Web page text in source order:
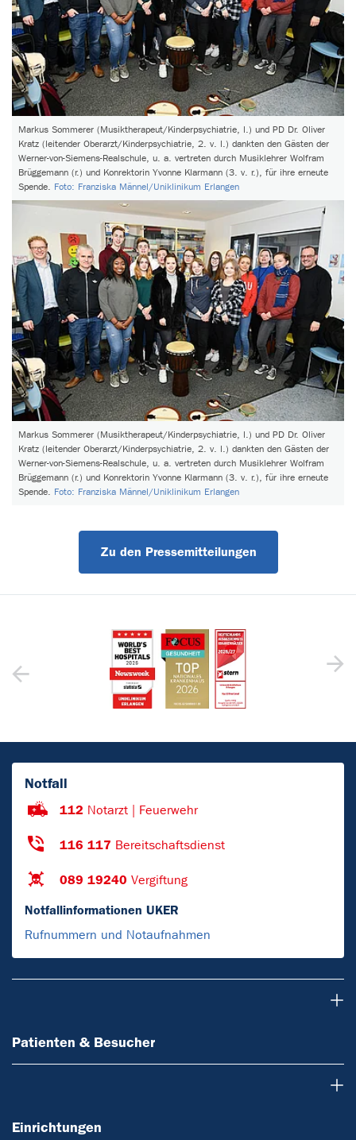
Markus Sommerer (Musiktherapeut/Kinderpsychiatrie, l.) und PD Dr. Oliver
Kratz (leitender Oberarzt/Kinderpsychiatrie, 2. v. l.) dankten den Gästen der
Werner-von-Siemens-Realschule, u. a. vertreten durch Musiklehrer Wolfram
Brüggemann (r.) und Konrektorin Yvonne Klarmann (3. v. r.), für ihre erneute
Spende. Foto: Franziska Männel/Uniklinikum Erlangen
Markus Sommerer (Musiktherapeut/Kinderpsychiatrie, l.) und PD Dr. Oliver
Kratz (leitender Oberarzt/Kinderpsychiatrie, 2. v. l.) dankten den Gästen der
Werner-von-Siemens-Realschule, u. a. vertreten durch Musiklehrer Wolfram
Brüggemann (r.) und Konrektorin Yvonne Klarmann (3. v. r.), für ihre erneute
Spende. Foto: Franziska Männel/Uniklinikum Erlangen
Zu den Pressemitteilungen
Notfall
112 Notarzt | Feuerwehr
116 117 Bereitschaftsdienst
089 19240 Vergiftung
Notfallinformationen UKER
Rufnummern und Notaufnahmen
Patienten & Besucher
Einrichtungen